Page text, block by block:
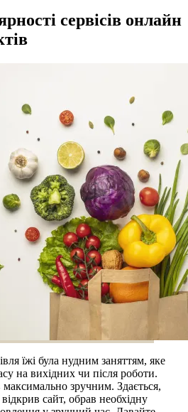
сервісів онлайн
їжі була нудним заняттям, яке
на вихідних чи після роботи.
зручним. Здається,
сайт, обрав необхідну